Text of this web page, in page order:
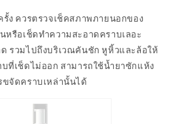
รั้ง ควรตรวจเช็คสภาพภายนอกของ
หรือเช็ดทำความสะอาดคราบเลอะ
รวมไปถึงบริเวณคันชัก หูหิ้วและล้อให้
ที่เช็ดไม่ออก สามารถใช้น้ำยาซักแห้ง
ขจัดคราบเหล่านั้นได้